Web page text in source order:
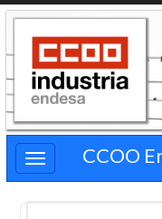
Pasar
contenido
principal
CCOO